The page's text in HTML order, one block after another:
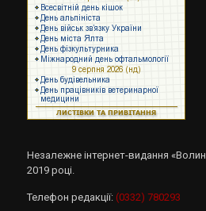
Незалежне інтернет-видання
2019 році.
Телефон редакції: (0332) 780293